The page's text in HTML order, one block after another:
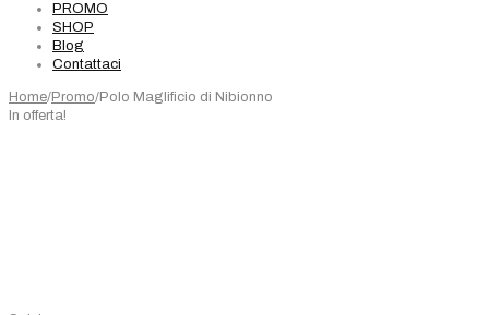
PROMO
SHOP
Blog
Contattaci
Home/Promo/Polo Maglificio di Nibionno
In offerta!